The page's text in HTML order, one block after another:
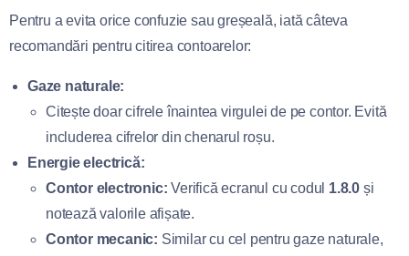
Pentru a evita orice confuzie sau greșeală, iată câteva
recomandări pentru citirea contoarelor:
Gaze naturale:
Citește doar cifrele înaintea virgulei de pe contor. Evită
includerea cifrelor din chenarul roșu.
Energie electrică:
Contor electronic: Verifică ecranul cu codul 1.8.0 și
notează valorile afișate.
Contor mecanic: Similar cu cel pentru gaze naturale,